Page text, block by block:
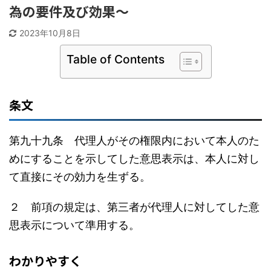
為の要件及び効果〜
2023年10月8日
Table of Contents
条文
第九十九条 代理人がその権限内において本人のた
めにすることを示してした意思表示は、本人に対し
て直接にその効力を生ずる。
２ 前項の規定は、第三者が代理人に対してした意
思表示について準用する。
わかりやすく